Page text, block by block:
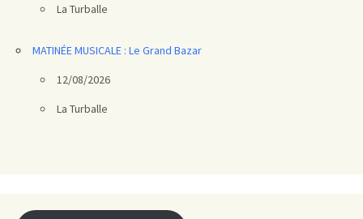
La Turballe
MATINÉE MUSICALE : Le Grand Bazar
12/08/2026
La Turballe